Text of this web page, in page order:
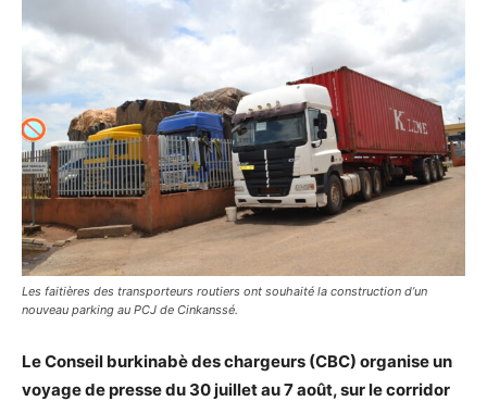
Les faitières des transporteurs routiers ont souhaité la construction d’un
nouveau parking au PCJ de Cinkanssé.
Le Conseil burkinabè des chargeurs (CBC) organise un
voyage de presse du 30 juillet au 7 août,surle corridor